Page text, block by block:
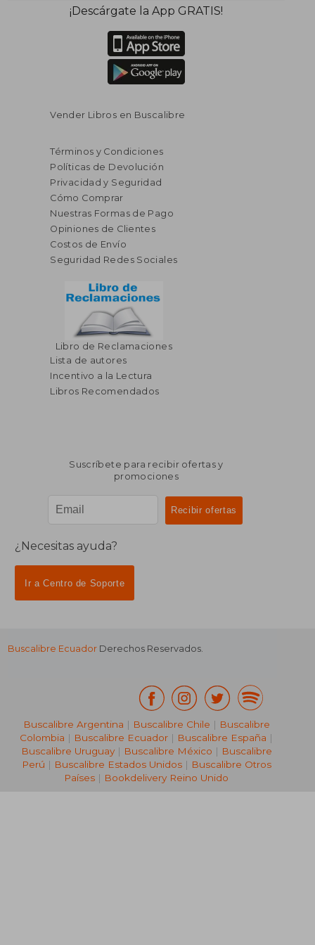
45%
dcto.
$ 40.30
$ 22.17
¡Descárgate la App GRATIS!
Vender Libros en Buscalibre
Términos y Condiciones
Políticas de Devolución
Privacidad y Seguridad
Cómo Comprar
Nuestras Formas de Pago
Opiniones de Clientes
Costos de Envío
Seguridad Redes Sociales
Libro de Reclamaciones
Lista de autores
Incentivo a la Lectura
Libros Recomendados
Suscríbete para recibir ofertas y
promociones
¿Necesitas ayuda?
Ir a Centro de Soporte
Buscalibre Ecuador Derechos Reservados.
Buscalibre Argentina | Buscalibre Chile | Buscalibre
Colombia | Buscalibre Ecuador | Buscalibre España |
Buscalibre Uruguay| Buscalibre México | Buscalibre
Perú | Buscalibre Estados Unidos| Buscalibre Otros
Países | Bookdelivery Reino Unido